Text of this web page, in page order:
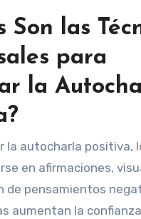
Son las
para
la
la autocharla positiva,
en afirmaciones,
de pensamientos
aumentan la